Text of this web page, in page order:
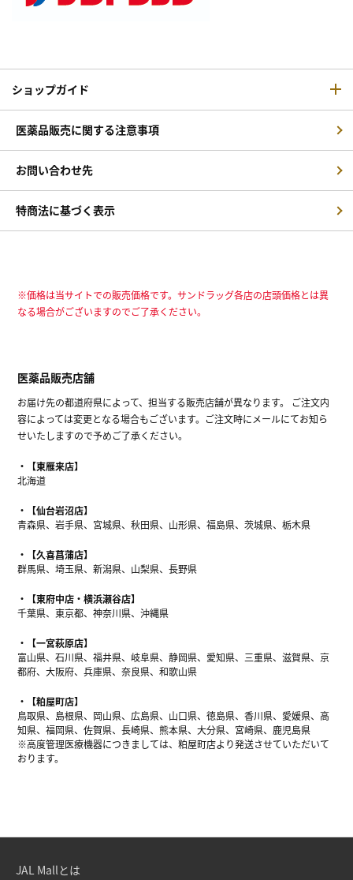
ショップガイド
医薬品販売に関する注意事項
お問い合わせ先
特商法に基づく表示
※価格は当サイトでの販売価格です。サンドラッグ各店の店頭価格とは異
なる場合がございますのでご了承ください。
医薬品販売店舗
お届け先の都道府県によって、担当する販売店舗が異なります。 ご注文内
容によっては変更となる場合もございます。ご注文時にメールにてお知ら
せいたしますので予めご了承ください。
【東雁来店】
北海道
【仙台岩沼店】
青森県、岩手県、宮城県、秋田県、山形県、福島県、茨城県、栃木県
【久喜菖蒲店】
群馬県、埼玉県、新潟県、山梨県、長野県
【東府中店・横浜瀬谷店】
千葉県、東京都、神奈川県、沖縄県
【一宮萩原店】
富山県、石川県、福井県、岐阜県、静岡県、愛知県、三重県、滋賀県、京
都府、大阪府、兵庫県、奈良県、和歌山県
【粕屋町店】
鳥取県、島根県、岡山県、広島県、山口県、徳島県、香川県、愛媛県、高
知県、福岡県、佐賀県、長崎県、熊本県、大分県、宮崎県、鹿児島県
※高度管理医療機器につきましては、粕屋町店より発送させていただいて
おります。
JAL Mallとは